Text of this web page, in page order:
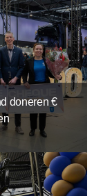
doneren €